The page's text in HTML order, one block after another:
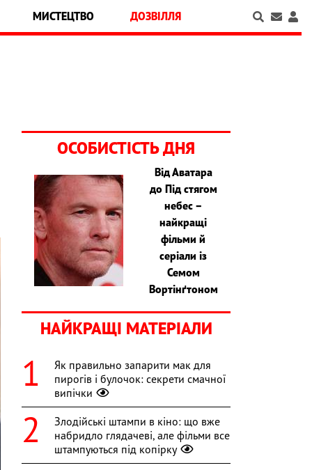
МИСТЕЦТВО ДОЗВІЛЛЯ
ОСОБИСТІСТЬ ДНЯ
Від Аватара
до Під стягом
небес –
найкращі
фільми й
серіали із
Семом
Вортінґтоном
НАЙКРАЩІ МАТЕРІАЛИ
Як правильно запарити мак для
пирогів і булочок: секрети смачної
випічки
Злодійські штампи в кіно: що вже
набридло глядачеві, але фільми все
штампуються під копірку